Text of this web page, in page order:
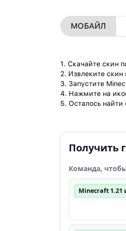
МОБАЙЛ
1. Скачайте скин
2. Извлеките
3. Запустите
4. Нажмите на
5. Осталось найти
Получить
Команда,
Minecraft